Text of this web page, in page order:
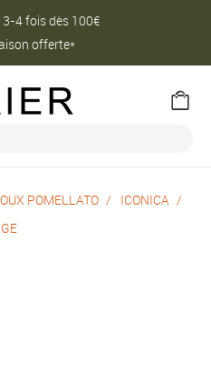
4 fois dès 100€
offerte*
POMELLATO
ICONICA